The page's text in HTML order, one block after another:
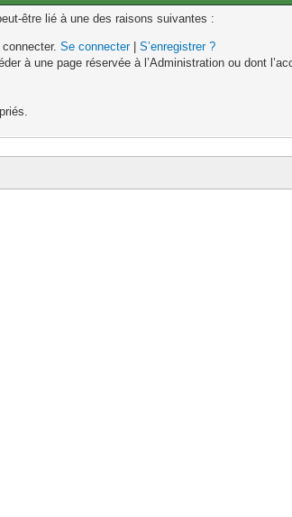
être lié à une des raisons suivantes :
connecter.Se connecter|S’enregistrer ?
à une page réservée à l’Administration ou dont